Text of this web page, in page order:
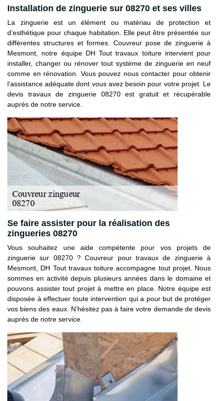
Installation de zinguerie sur 08270 et ses villes
La zinguerie est un élément ou matériau de protection et
d’esthétique pour chaque habitation. Elle peut être présentée sur
différentes structures et formes. Couvreur pose de zinguerie à
Mesmont, notre équipe DH Tout travaux toiture intervient pour
installer, changer ou rénover tout système de zinguerie en neuf
comme en rénovation. Vous pouvez nous contacter pour obtenir
l’assistance adéquate dont vous avez besoin pour votre projet. Le
devis travaux de zinguerie 08270 est gratuit et récupérable
auprès de notre service.
Se faire assister pour la réalisation des
zingueries 08270
Vous souhaitez une aide compétente pour vos projets de
zinguerie sur 08270 ? Couvreur pour travaux de zinguerie à
Mesmont, DH Tout travaux toiture accompagne tout projet. Nous
sommes en activité depuis plusieurs années dans le domaine et
pouvons assister tout projet à mettre en place. Notre équipe est
disposée à effectuer toute intervention qui a pour but de protéger
vos biens des eaux. N’hésitez pas à faire votre demande de devis
auprès de notre service.